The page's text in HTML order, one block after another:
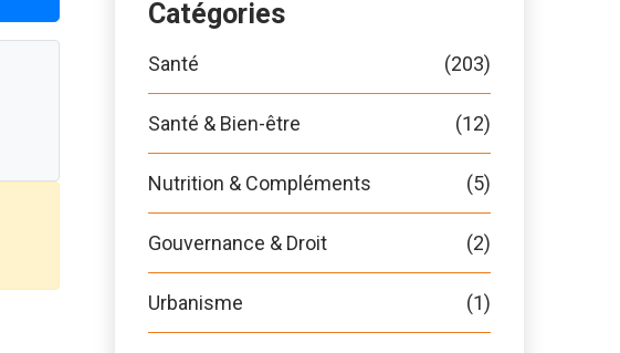
Catégories
Santé (203)
Santé & Bien-être (12)
Nutrition & Compléments (5)
Gouvernance & Droit (2)
Urbanisme (1)